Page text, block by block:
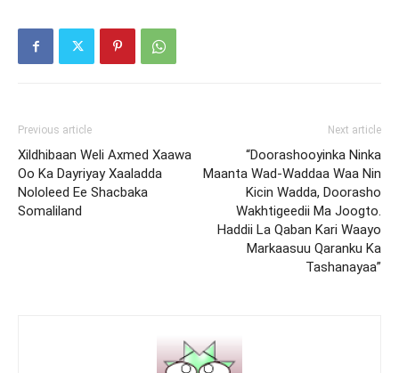
Previous article
Xildhibaan Weli Axmed Xaawa
Oo Ka Dayriyay Xaaladda
Nololeed Ee Shacbaka
Somaliland
Next article
“Doorashooyinka Ninka
Maanta Wad-Waddaa Waa Nin
Kicin Wadda, Doorasho
Wakhtigeedii Ma Joogto.
Haddii La Qaban Kari Waayo
Markaasuu Qaranku Ka
Tashanayaa”